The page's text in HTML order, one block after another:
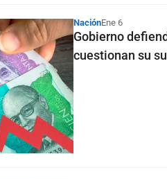
NaciónEne 6
Gobierno
cuestionan su